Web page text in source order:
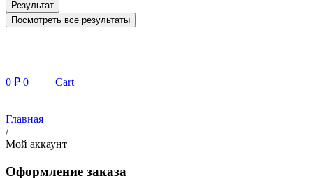
Результат
Посмотреть все результаты
0 ₽ 0 Cart
Главная
/
Мой аккаунт
Оформление заказа